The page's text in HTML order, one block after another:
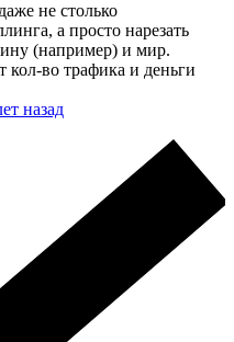
не столько
а просто нарезать
(например) и мир.
кол-во трафика и деньги
назад